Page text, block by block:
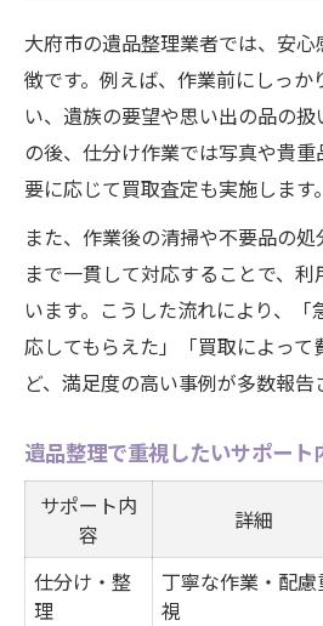
大府市の遺品整理業者では、安
徴です。例えば、作業前にしっ
い、遺族の要望や思い出の品の
の後、仕分け作業では写真や貴
要に応じて買取査定も実施します。
また、作業後の清掃や不要品の
まで一貫して対応することで、
います。こうした流れにより、
応してもらえた」「買取によって
ど、満足度の高い事例が多数報告
遺品整理で重視したいサポート
サポート内
容
詳細
仕分け・整
理
丁寧な作業・配慮
視